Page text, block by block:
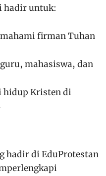
hadir untuk:
firman Tuhan
mahasiswa, dan
hidup Kristen di
hadir di EduProtestan